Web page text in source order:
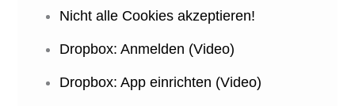
Nicht alle Cookies akzeptieren!
Dropbox: Anmelden (Video)
Dropbox: App einrichten (Video)